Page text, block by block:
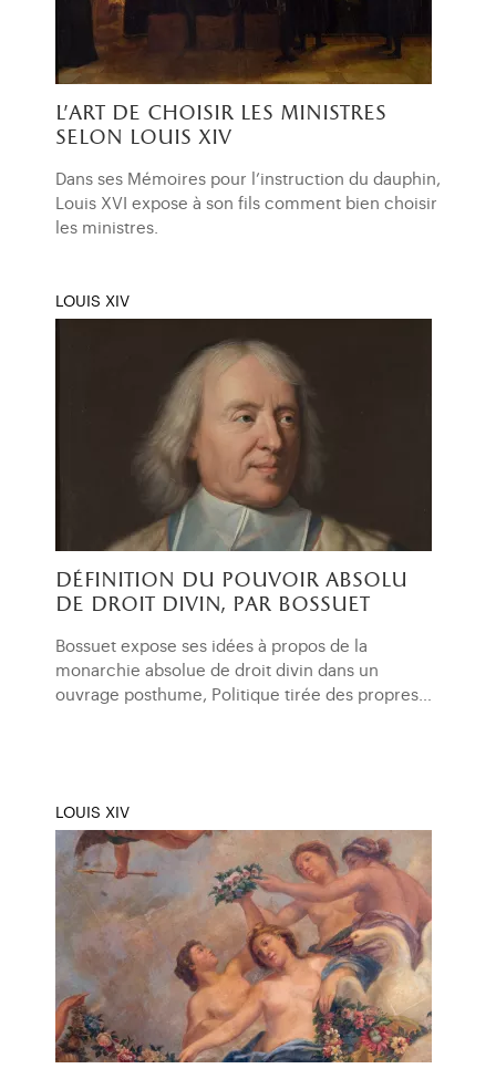
l'art de choisir les ministres
selon louis xiv
Dans ses Mémoires pour l’instruction du dauphin,
Louis XVI expose à son fils comment bien choisir
les ministres.
LOUIS XIV
définition du pouvoir absolu
de droit divin, par bossuet
Bossuet expose ses idées à propos de la
monarchie absolue de droit divin dans un
ouvrage posthume, Politique tirée des propres…
LOUIS XIV